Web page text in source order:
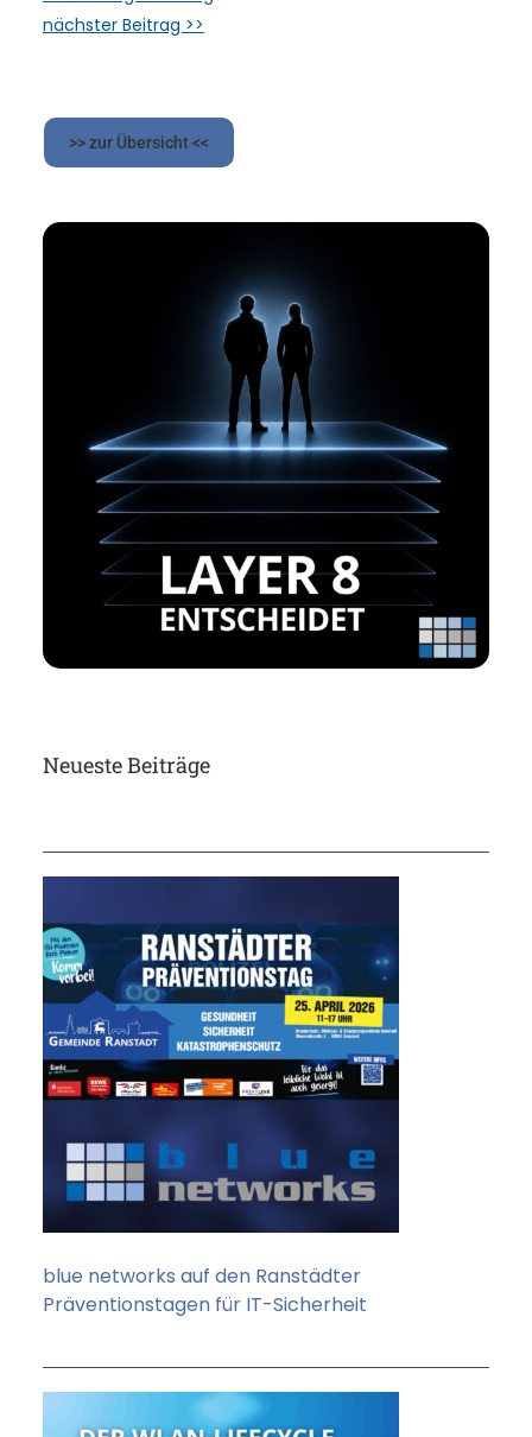
nächster Beitrag >>
>> zur Übersicht <<
Neueste Beiträge
blue networks auf den Ranstädter
Präventionstagen für IT-Sicherheit